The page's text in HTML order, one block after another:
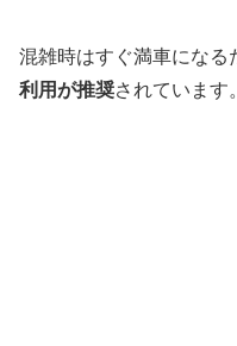
混雑時はすぐ満車になる
利用が推奨されています。